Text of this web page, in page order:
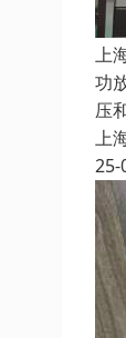
上
功
压
上
25-